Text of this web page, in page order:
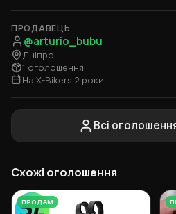
ПРОДАВЕЦЬ
@arturio_bubu
Дніпро
1 оголошення
На X-Bikers 2 роки
Всі
Схожі оголошення
ПРОДАМ